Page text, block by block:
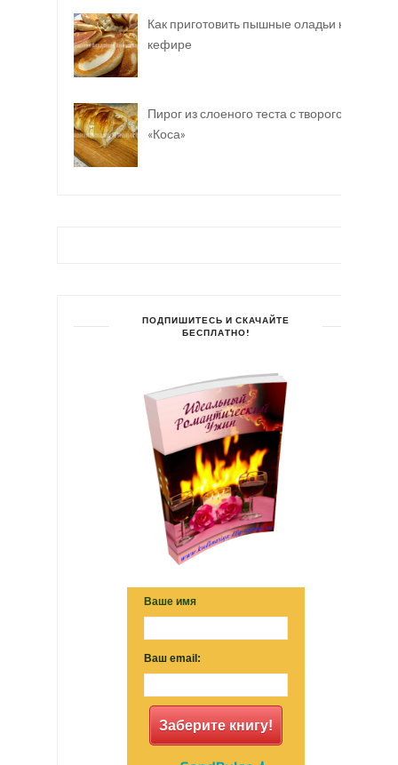
Как приготовить пышные оладьи на
кефире
Пирог из слоеного теста с творогом
«Коса»
ПОДПИШИТЕСЬ И СКАЧАЙТЕ
БЕСПЛАТНО!
Ваше имя
Ваш email:
Заберите книгу!